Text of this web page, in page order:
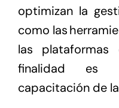
optimizan la
como las
las plataformas
finalidad es
capacitación de la